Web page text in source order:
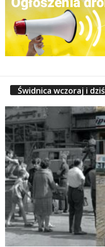
Świdnica wczoraj i dziś